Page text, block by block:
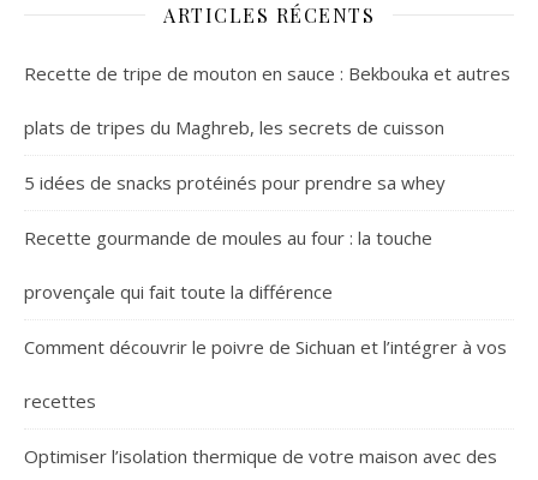
ARTICLES RÉCENTS
Recette de tripe de mouton en sauce : Bekbouka et autres
plats de tripes du Maghreb, les secrets de cuisson
5 idées de snacks protéinés pour prendre sa whey
Recette gourmande de moules au four : la touche
provençale qui fait toute la différence
Comment découvrir le poivre de Sichuan et l’intégrer à vos
recettes
Optimiser l’isolation thermique de votre maison avec des